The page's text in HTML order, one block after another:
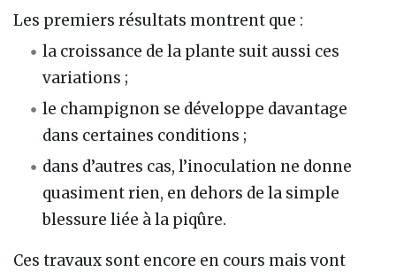
Les premiers résultats montrent que :
la croissance de la plante suit aussi ces
variations ;
le champignon se développe davantage
dans certaines conditions ;
dans d’autres cas, l’inoculation ne donne
quasiment rien, en dehors de la simple
blessure liée à la piqûre.
Ces travaux sont encore en cours mais vont